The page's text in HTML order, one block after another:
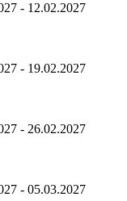
- 12.02.2027
- 19.02.2027
- 26.02.2027
- 05.03.2027